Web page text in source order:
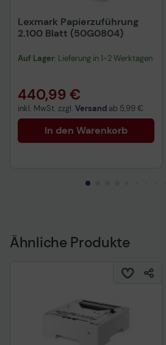
Lexmark Papierzuführung
2.100 Blatt (50G0804)
Auf Lager: Lieferung in 1-2 Werktagen
440,99 €
inkl. MwSt. zzgl. Versand ab 5,99 €
In den Warenkorb
Ähnliche Produkte